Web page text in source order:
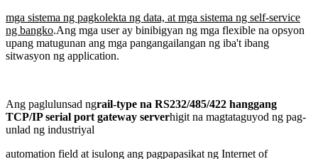
mga sistema ng pagkolekta ng data, at mga sistema ng self-service
ng bangko.Ang mga user ay binibigyan ng mga flexible na opsyon
upang matugunan ang mga pangangailangan ng iba't ibang
sitwasyon ng application.
Ang paglulunsad ngrail-type na RS232/485/422 hanggang
TCP/IP serial port gateway serverhigit na magtataguyod ng pag-
unlad ng industriyal
automation field at isulong ang pagpapasikat ng Internet of